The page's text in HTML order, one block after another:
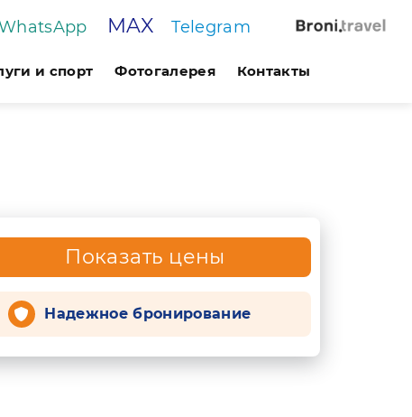
MAX Telegram
и спорт Фотогалерея Контакты
Показать цены
Надежное бронирование